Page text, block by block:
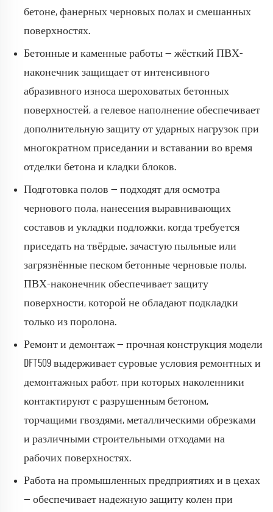
бетоне, фанерных черновых полах и смешанных
поверхностях.
Бетонные и каменные работы — жёсткий ПВХ-
наконечник защищает от интенсивного
абразивного износа шероховатых бетонных
поверхностей, а гелевое наполнение обеспечивает
дополнительную защиту от ударных нагрузок при
многократном приседании и вставании во время
отделки бетона и кладки блоков.
Подготовка полов — подходят для осмотра
чернового пола, нанесения выравнивающих
составов и укладки подложки, когда требуется
приседать на твёрдые, зачастую пыльные или
загрязнённые песком бетонные черновые полы.
ПВХ-наконечник обеспечивает защиту
поверхности, которой не обладают подкладки
только из поролона.
Ремонт и демонтаж — прочная конструкция модели
DFT509 выдерживает суровые условия ремонтных и
демонтажных работ, при которых наколенники
контактируют с разрушенным бетоном,
торчащими гвоздями, металлическими обрезками
и различными строительными отходами на
рабочих поверхностях.
Работа на промышленных предприятиях и в цехах
— обеспечивает надежную защиту колен при